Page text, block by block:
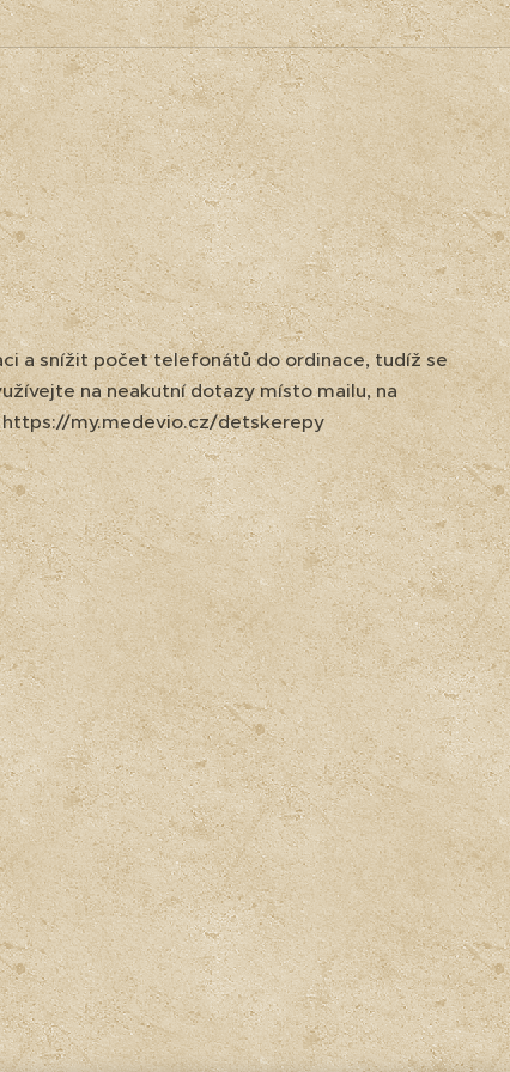
a snížit počet telefonátů do ordinace, tudíž se
na neakutní dotazy místo mailu, na
my.medevio.cz/detskerepy